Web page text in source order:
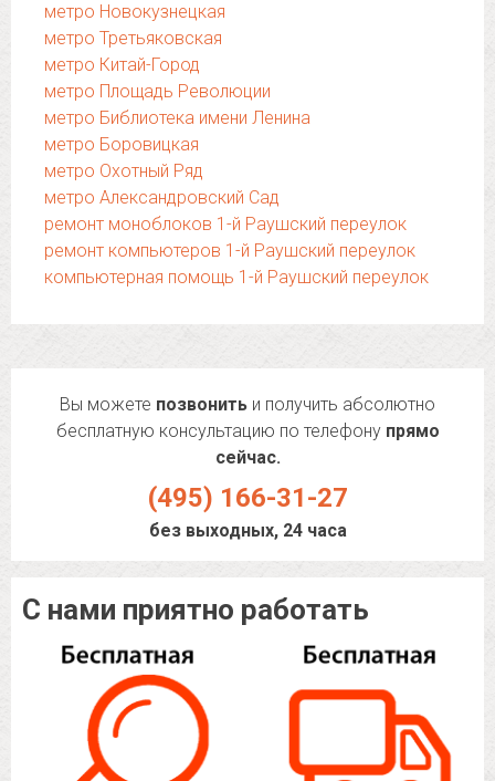
метро Новокузнецкая
метро Третьяковская
метро Китай-Город
метро Площадь Революции
метро Библиотека имени Ленина
метро Боровицкая
метро Охотный Ряд
метро Александровский Сад
ремонт моноблоков 1-й Раушский переулок
ремонт компьютеров 1-й Раушский переулок
компьютерная помощь 1-й Раушский переулок
Вы можете позвонить и получить абсолютно
бесплатную консультацию по телефону прямо
сейчас.
(495) 166-31-27
без выходных, 24 часа
С нами приятно работать